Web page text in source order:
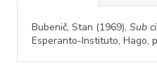
Bubenič, Stan (1969), Sub
Esperanto-Instituto, Hago,